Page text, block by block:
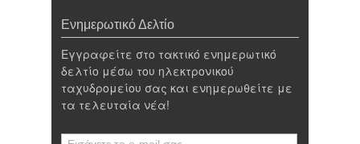
Ενημερωτικό Δελτίο
Εγγραφείτε στο τακτικό ενημερωτικό
δελτίο μέσω του ηλεκτρονικού
ταχυδρομείου σας και ενημερωθείτε με
τα τελευταία νέα!